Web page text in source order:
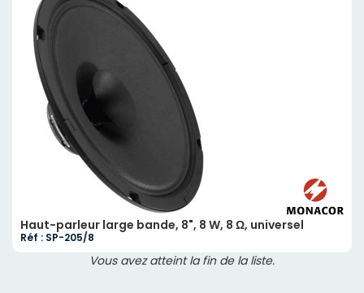
Haut-parleur large bande, 8", 8 W, 8 Ω, universel
Réf : SP-205/8
Vous avez atteint la fin de la liste.